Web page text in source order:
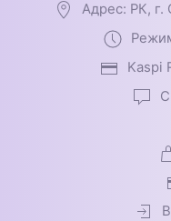
Адрес: РК,
Kaspi